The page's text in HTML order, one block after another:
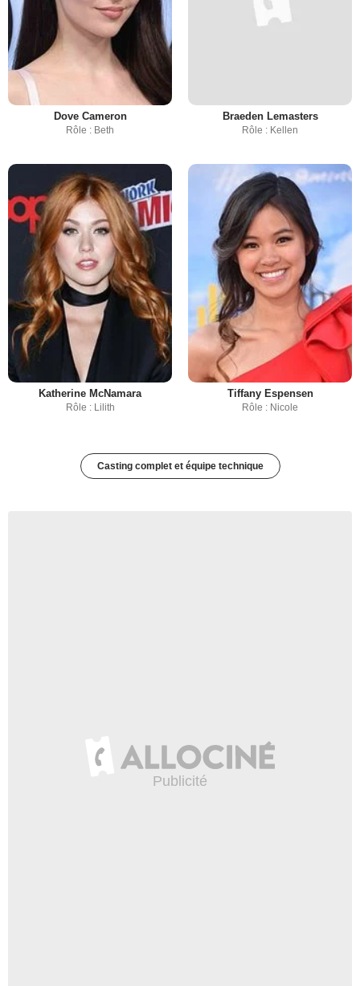
Dove Cameron
Rôle : Beth
Braeden Lemasters
Rôle : Kellen
Katherine McNamara
Rôle : Lilith
Tiffany Espensen
Rôle : Nicole
Casting complet et équipe technique